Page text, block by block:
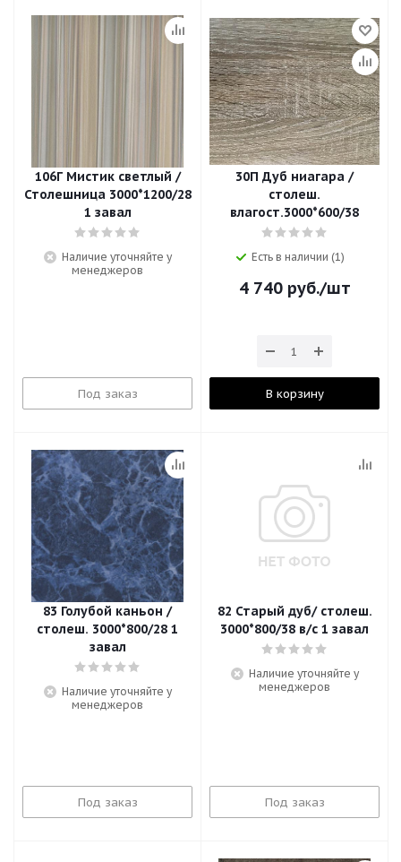
106Г Мистик светлый /
Столешница 3000*1200/28
1 завал
Наличие уточняйте у
менеджеров
Под заказ
30П Дуб ниагара /
столеш.
влагост.3000*600/38
Есть в наличии (1)
4 740руб./шт
В корзину
83 Голубой каньон /
столеш. 3000*800/28 1
завал
Наличие уточняйте у
менеджеров
Под заказ
82 Старый дуб/ столеш.
3000*800/38 в/с 1 завал
Наличие уточняйте у
менеджеров
Под заказ